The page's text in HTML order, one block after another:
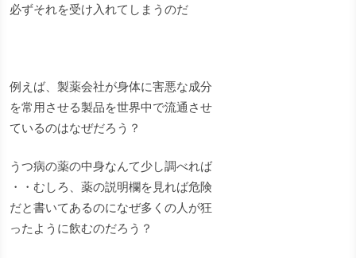
必ずそれを受け入れてしまうのだ
例えば、製薬会社が身体に害悪な成分
を常用させる製品を世界中で流通させ
ているのはなぜだろう？
うつ病の薬の中身なんて少し調べれば
・・むしろ、薬の説明欄を見れば危険
だと書いてあるのになぜ多くの人が狂
ったように飲むのだろう？